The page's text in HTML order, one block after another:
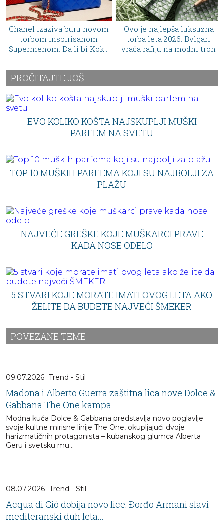
Ovo je najlepša luksuzna
torba leta 2026: Bvlgari
vraća rafiju na modni tron
Erling Holand postao
modna ikona:
luksuznih torbi
PROČITAJTE JOŠ
EVO KOLIKO KOŠTA NAJSKUPLJI MUŠKI
PARFEM NA SVETU
TOP 10 MUŠKIH PARFEMA KOJI SU NAJBOLJI ZA
PLAŽU
NAJVEĆE GREŠKE KOJE MUŠKARCI PRAVE
KADA NOSE ODELO
5 STVARI KOJE MORATE IMATI OVOG LETA AKO
ŽELITE DA BUDETE NAJVEĆI ŠMEKER
POVEZANE TEME
09.07.2026 Trend - Stil
Madona i Alberto Guerra zaštitna lica nove Dolce &
Gabbana The One kampa...
Modna kuća Dolce & Gabbana predstavlja novo poglavlje
svoje kultne mirisne linije The One, okupljajući dvoje
harizmatičnih protagonista – kubanskog glumca Alberta
Geru i svetsku mu...
08.07.2026 Trend - Stil
Acqua di Giò dobija novo lice: Đorđo Armani slavi
mediteranski duh leta...